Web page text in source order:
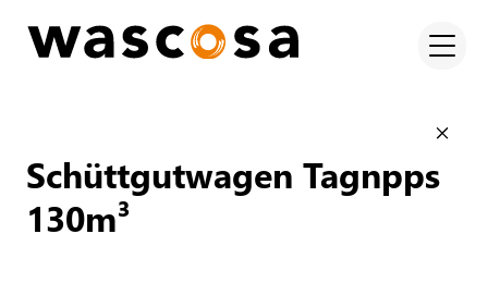
Schüttgutwagen Tagnpps
130m³